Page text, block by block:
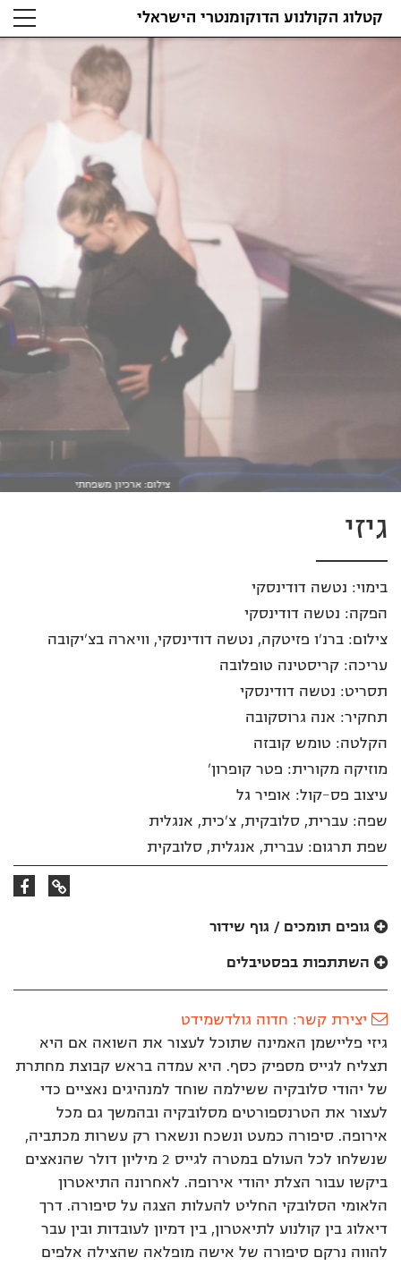
קטלוג הקולנוע הדוקומנטרי הישראלי
צילום: ארכיון משפחתי
צילום: ארכיון משפחתי
גיזי
בימוי: נטשה דודינסקי
הפקה: נטשה דודינסקי
צילום: ברנ'ו פזיטקה, נטשה דודינסקי, וויארה בצ'יקובה
עריכה: קריסטינה טופלובה
תסריט: נטשה דודינסקי
תחקיר: אנה גרוסקובה
הקלטה: טומש קובזה
מוזיקה מקורית: פטר קופרון'
עיצוב פס-קול: אופיר גל
שפה: עברית, סלובקית, צ'כית, אנגלית
שפת תרגום: עברית, אנגלית, סלובקית
קישורקישור
גופים תומכים / גוף שידור
השתתפות בפסטיבלים
יצירת קשר: חדוה גולדשמידט
גיזי פליישמן האמינה שתוכל לעצור את השואה אם היא
תצליח לגייס מספיק כסף. היא עמדה בראש קבוצת מחתרת
של יהודי סלובקיה ששילמה שוחד למנהיגים נאציים כדי
לעצור את הטרנספורטים מסלובקיה ובהמשך גם מכל
אירופה. סיפורה כמעט ונשכח ונשארו רק עשרות מכתביה,
שנשלחו לכל העולם במטרה לגייס 2 מיליון דולר שהנאצים
ביקשו עבור הצלת יהודי אירופה. לאחרונה התיאטרון
הלאומי הסלובקי החליט להעלות הצגה על סיפורה. דרך
דיאלוג בין קולנוע לתיאטרון, בין דמיון לעובדות ובין עבר
להווה נרקם סיפורה של אישה מופלאה שהצילה אלפים